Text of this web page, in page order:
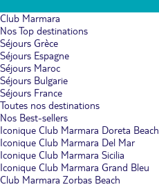
Club Marmara
Nos Top destinations
Séjours Grèce
Séjours Espagne
Séjours Maroc
Séjours Bulgarie
Séjours France
Toutes nos destinations
Nos Best-sellers
Iconique Club Marmara Doreta Beach
Iconique Club Marmara Del Mar
Iconique Club Marmara Sicilia
Iconique Club Marmara Grand Bleu
Club Marmara Zorbas Beach